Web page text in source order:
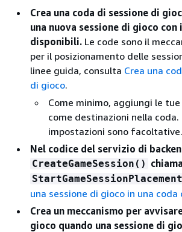
Crea una coda di sessione di
una nuova sessione di gioco
disponibili. Le code sono il
per il posizionamento delle
linee guida, consulta Crea una
di gioco.
Come minimo, aggiungi le
come destinazioni nella
impostazioni sono facoltative.
Nel codice del servizio di
CreateGameSession()
una sessione di gioco in una coda
Crea un meccanismo per
gioco quando una sessione di